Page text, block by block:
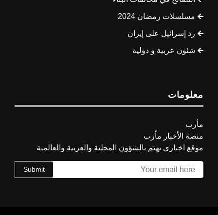
مسلسلات رمضان 2024
رد إسرائيل على إيران
شئون عربية و دولية
معلومات
مأرب
منصة الأخبار مأرب
موقع اخباري يهتم بالشؤون المحلية والعربية والعالمية
Submit